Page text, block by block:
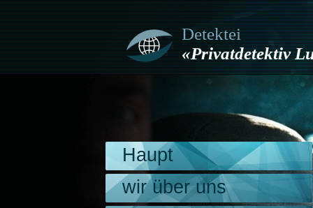
Detektei
«Privatdetektiv
Haupt
wir über uns